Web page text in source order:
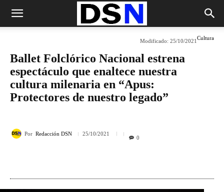
Cultura
Modificado: 25/10/2021
Ballet Folclórico Nacional estrena
espectáculo que enaltece nuestra
cultura milenaria en “Apus:
Protectores de nuestro legado”
Por Redacción DSN 25/10/2021
0